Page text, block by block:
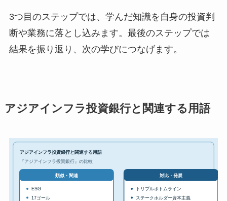
3つ目のステップでは、学んだ知識を自身の投資判
断や業務に落とし込みます。最後のステップでは
結果を振り返り、次の学びにつなげます。
アジアインフラ投資銀行と関連する用語
アジアインフラ投資銀行と関連する用語
『アジアインフラ投資銀行』の比較
類似・関連
ESG
17ゴール
対比・発展
トリプルボトムライン
ステークホルダー資本主義